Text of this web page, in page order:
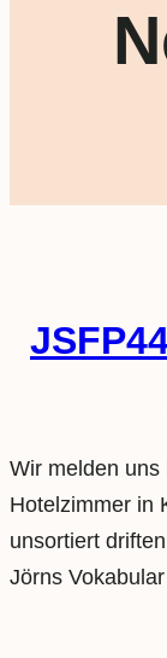
Wir melden uns
Hotelzimmer in
unsortiert
Jörns